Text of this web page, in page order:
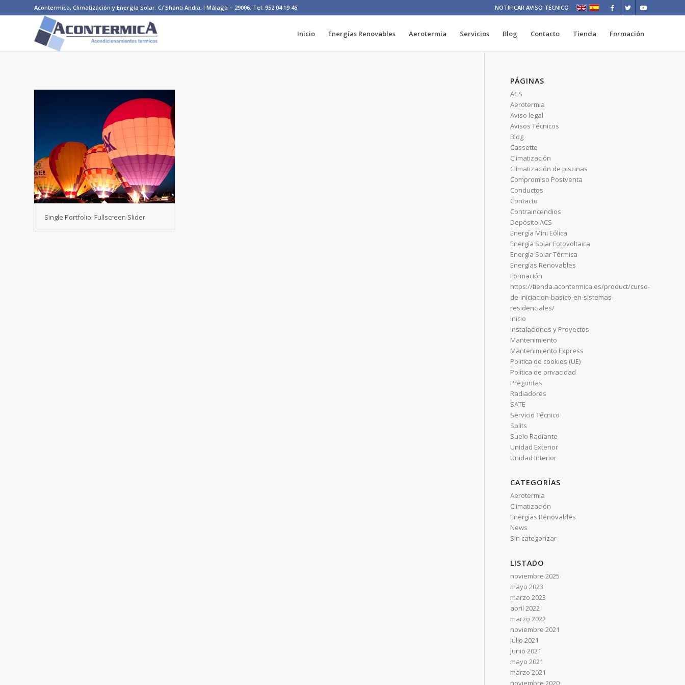
NOTIFICAR AVISO TÉCNICO
Acontermica, Climatización y Energía Solar. C/ Shanti Andía, I Málaga – 29006. Tel. 952 04 19 46
Inicio Energías Renovables Aerotermia Servicios Blog Contacto Tienda Formación
Single Portfolio: Fullscreen Slider
PÁGINAS
ACS
Aerotermia
Aviso legal
Avisos Técnicos
Blog
Cassette
Climatización
Climatización de piscinas
Compromiso Postventa
Conductos
Contacto
Contraincendios
Depósito ACS
Energía Mini Eólica
Energía Solar Fotovoltaica
Energía Solar Térmica
Energías Renovables
Formación
https://tienda.acontermica.es/product/curso-
de-iniciacion-basico-en-sistemas-
residenciales/
Inicio
Instalaciones y Proyectos
Mantenimiento
Mantenimiento Express
Política de cookies (UE)
Política de privacidad
Preguntas
Radiadores
SATE
Servicio Técnico
Splits
Suelo Radiante
Unidad Exterior
Unidad Interior
CATEGORÍAS
Aerotermia
Climatización
Energías Renovables
News
Sin categorizar
LISTADO
noviembre 2025
mayo 2023
marzo 2023
abril 2022
marzo 2022
noviembre 2021
julio 2021
junio 2021
mayo 2021
marzo 2021
noviembre 2020